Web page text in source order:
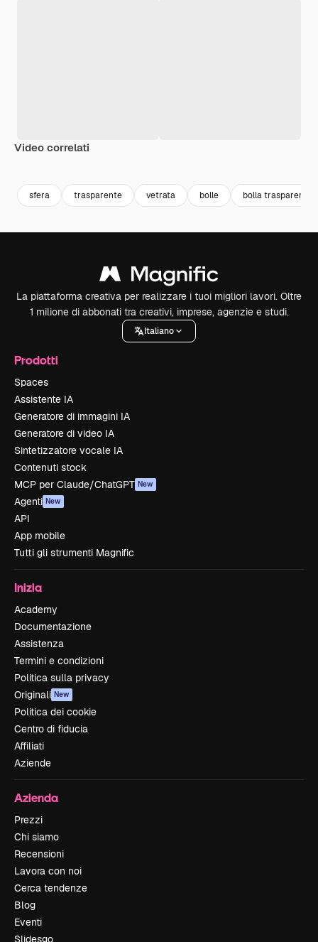
Video correlati
sfera trasparente vetrata bolle bolla trasparente
La piattaforma creativa per realizzare i tuoi migliori lavori. Oltre
1 milione di abbonati tra creativi, imprese, agenzie e studi.
Italiano
Prodotti
Spaces
Assistente IA
Generatore di immagini IA
Generatore di video IA
Sintetizzatore vocale IA
Contenuti stock
MCP per Claude/ChatGPT New
Agenti New
API
App mobile
Tutti gli strumenti Magnific
Inizia
Academy
Documentazione
Assistenza
Termini e condizioni
Politica sulla privacy
Originali New
Politica dei cookie
Centro di fiducia
Affiliati
Aziende
Azienda
Prezzi
Chi siamo
Recensioni
Lavora con noi
Cerca tendenze
Blog
Eventi
Slidesgo